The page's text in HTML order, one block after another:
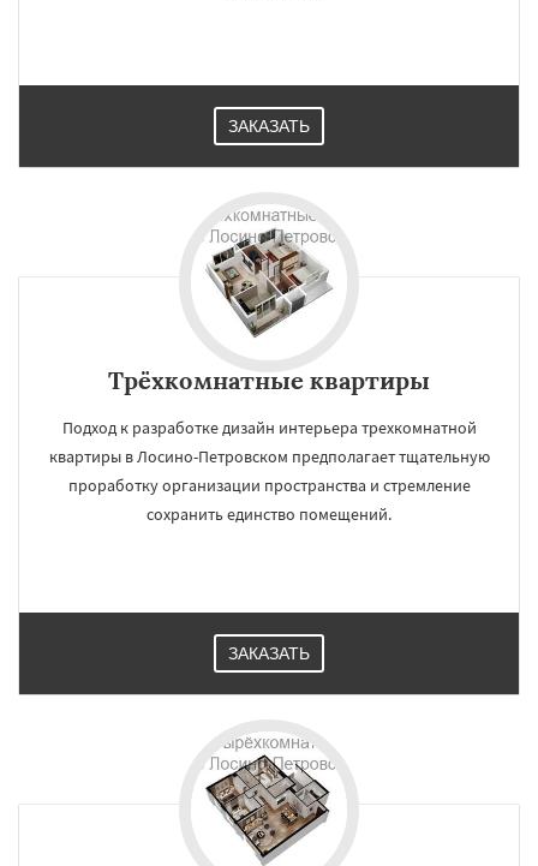
ЗАКАЗАТЬ
Трёхкомнатные квартиры
Подход к разработке дизайн интерьера трехкомнатной
квартиры в Лосино-Петровском предполагает тщательную
проработку организации пространства и стремление
сохранить единство помещений.
ЗАКАЗАТЬ